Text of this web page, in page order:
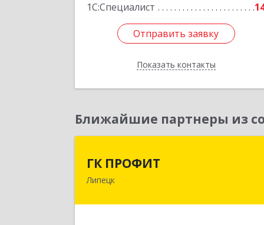
1С:Специалист
Отправить заявку
Показать контакты
Отправить заявку
Назад
Ближайшие партнеры из
ГК ПРОФИТ
Липецк398001, Липецкая обл, Липецк